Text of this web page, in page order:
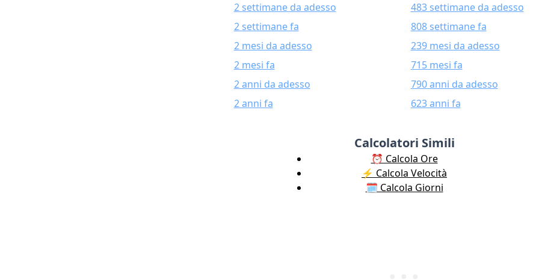
2 settimane da adesso
2 settimane fa
2 mesi da adesso
2 mesi fa
2 anni da adesso
2 anni fa
483 settimane da adesso
808 settimane fa
239 mesi da adesso
715 mesi fa
790 anni da adesso
623 anni fa
Calcolatori Simili
⏰ Calcola Ore
⚡️ Calcola Velocità
🗓️ Calcola Giorni